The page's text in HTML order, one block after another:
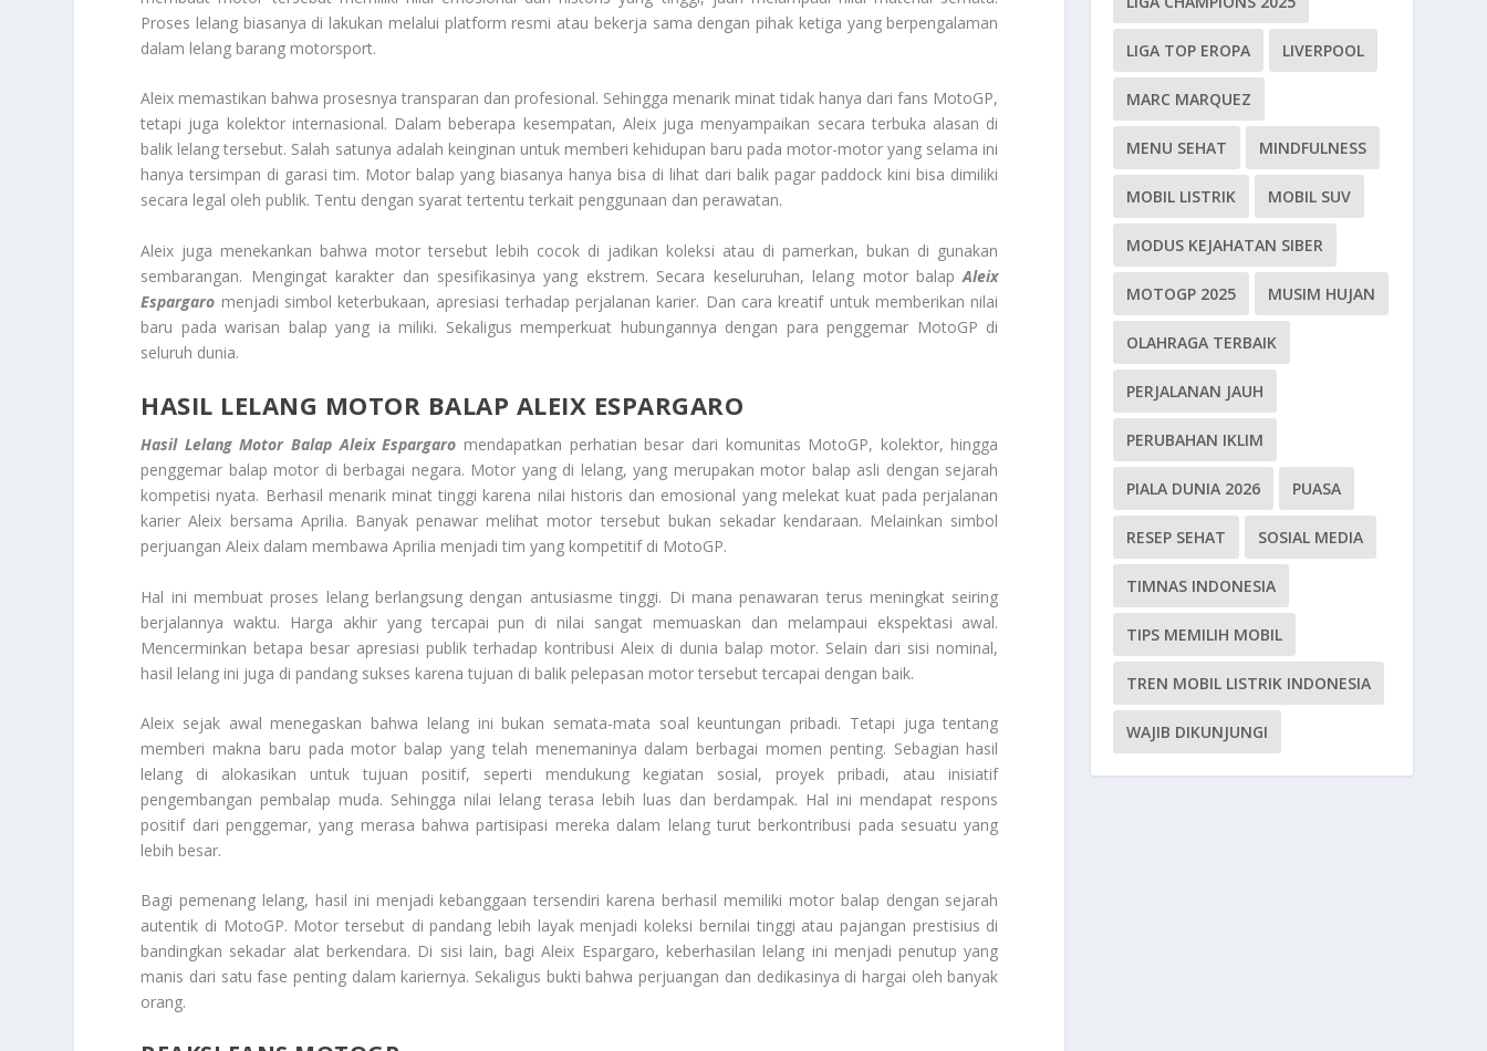
Proses lelang biasanya di lakukan melalui platform resmi atau bekerja sama dengan pihak ketiga yang berpengalaman
dalam lelang barang motorsport.
Aleix memastikan bahwa prosesnya transparan dan profesional. Sehingga menarik minat tidak hanya dari fans MotoGP,
tetapi juga kolektor internasional. Dalam beberapa kesempatan, Aleix juga menyampaikan secara terbuka alasan di
balik lelang tersebut. Salah satunya adalah keinginan untuk memberi kehidupan baru pada motor-motor yang selama ini
hanya tersimpan di garasi tim. Motor balap yang biasanya hanya bisa di lihat dari balik pagar paddock kini bisa dimiliki
secara legal oleh publik. Tentu dengan syarat tertentu terkait penggunaan dan perawatan.
Aleix juga menekankan bahwa motor tersebut lebih cocok di jadikan koleksi atau di pamerkan, bukan di gunakan
sembarangan. Mengingat karakter dan spesifikasinya yang ekstrem. Secara keseluruhan, lelang motor balapAleix
Espargaro menjadi simbol keterbukaan, apresiasi terhadap perjalanan karier. Dan cara kreatif untuk memberikan nilai
baru pada warisan balap yang ia miliki. Sekaligus memperkuat hubungannya dengan para penggemar MotoGP di
seluruh dunia.
HASIL LELANG MOTOR BALAP ALEIX ESPARGARO
Hasil Lelang Motor Balap Aleix Espargaro mendapatkan perhatian besar dari komunitas MotoGP, kolektor, hingga
penggemar balap motor di berbagai negara. Motor yang di lelang, yang merupakan motor balap asli dengan sejarah
kompetisi nyata. Berhasil menarik minat tinggi karena nilai historis dan emosional yang melekat kuat pada perjalanan
karier Aleix bersama Aprilia. Banyak penawar melihat motor tersebut bukan sekadar kendaraan. Melainkan simbol
perjuangan Aleix dalam membawa Aprilia menjadi tim yang kompetitif di MotoGP.
Hal ini membuat proses lelang berlangsung dengan antusiasme tinggi. Di mana penawaran terus meningkat seiring
berjalannya waktu. Harga akhir yang tercapai pun di nilai sangat memuaskan dan melampaui ekspektasi awal.
Mencerminkan betapa besar apresiasi publik terhadap kontribusi Aleix di dunia balap motor. Selain dari sisi nominal,
hasil lelang ini juga di pandang sukses karena tujuan di balik pelepasan motor tersebut tercapai dengan baik.
Aleix sejak awal menegaskan bahwa lelang ini bukan semata-mata soal keuntungan pribadi. Tetapi juga tentang
memberi makna baru pada motor balap yang telah menemaninya dalam berbagai momen penting. Sebagian hasil
lelang di alokasikan untuk tujuan positif, seperti mendukung kegiatan sosial, proyek pribadi, atau inisiatif
pengembangan pembalap muda. Sehingga nilai lelang terasa lebih luas dan berdampak. Hal ini mendapat respons
positif dari penggemar, yang merasa bahwa partisipasi mereka dalam lelang turut berkontribusi pada sesuatu yang
lebih besar.
Bagi pemenang lelang, hasil ini menjadi kebanggaan tersendiri karena berhasil memiliki motor balap dengan sejarah
autentik di MotoGP. Motor tersebut di pandang lebih layak menjadi koleksi bernilai tinggi atau pajangan prestisius di
bandingkan sekadar alat berkendara. Di sisi lain, bagi Aleix Espargaro, keberhasilan lelang ini menjadi penutup yang
manis dari satu fase penting dalam kariernya. Sekaligus bukti bahwa perjuangan dan dedikasinya di hargai oleh banyak
orang.
LIGA TOP EROPA LIVERPOOL
MARC MARQUEZ
MENU SEHAT MINDFULNESS
MOBIL LISTRIK MOBIL SUV
MODUS KEJAHATAN SIBER
MOTOGP 2025 MUSIM HUJAN
OLAHRAGA TERBAIK
PERJALANAN JAUH
PERUBAHAN IKLIM
PIALA DUNIA 2026 PUASA
RESEP SEHAT SOSIAL MEDIA
TIMNAS INDONESIA
TIPS MEMILIH MOBIL
TREN MOBIL LISTRIK INDONESIA
WAJIB DIKUNJUNGI